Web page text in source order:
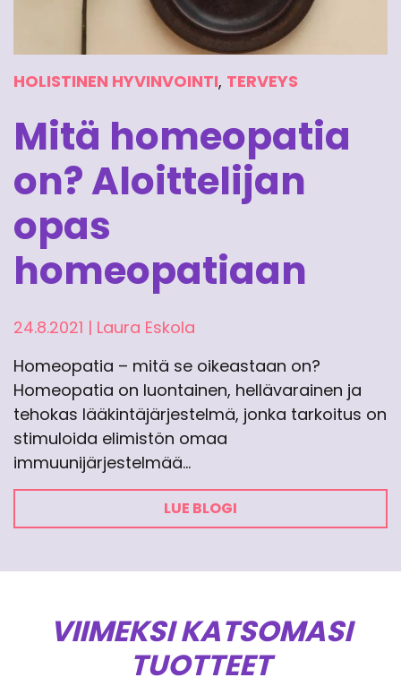
HOLISTINEN HYVINVOINTI, TERVEYS
Mitä homeopatia
on? Aloittelijan
opas
homeopatiaan
24.8.2021 | Laura Eskola
Homeopatia – mitä se oikeastaan on?
Homeopatia on luontainen, hellävarainen ja
tehokas lääkintäjärjestelmä, jonka tarkoitus on
stimuloida elimistön omaa
immuunijärjestelmää…
LUE BLOGI
VIIMEKSI KATSOMASI
TUOTTEET